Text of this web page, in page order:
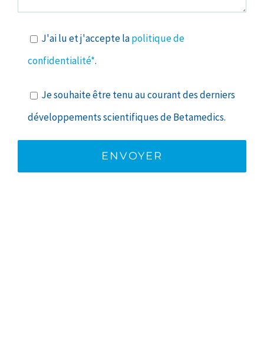
J'ai lu et j'accepte lapolitique de
confidentialité*.
Je souhaite être tenu au courant des derniers
développements scientifiques de Betamedics.